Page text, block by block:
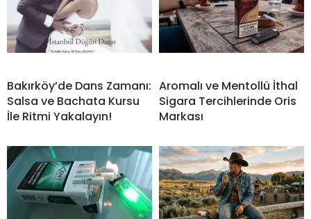
Bakırköy’de Dans Zamanı:
Salsa ve Bachata Kursu
İle Ritmi Yakalayın!
Aromalı ve Mentollü İthal
Sigara Tercihlerinde Oris
Markası